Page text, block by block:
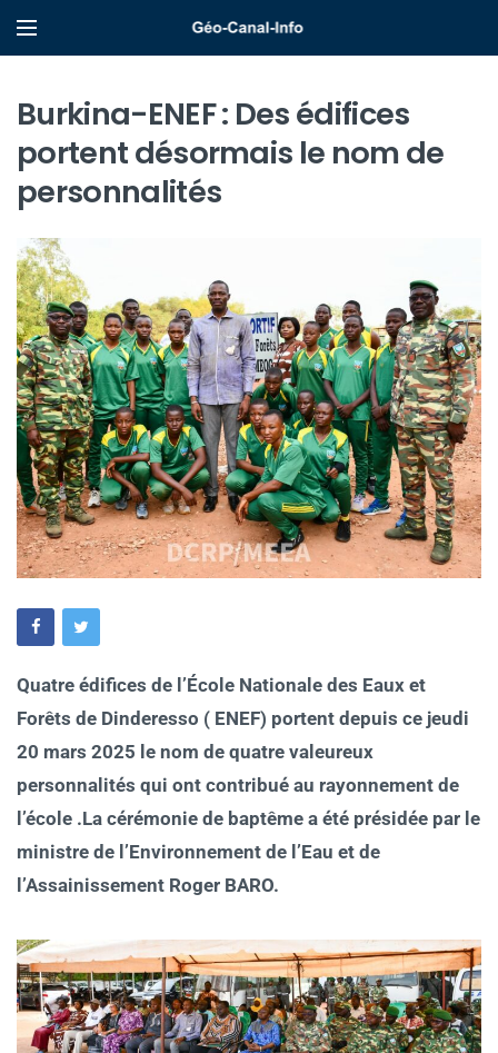
Burkina-ENEF : Des édifices
portent désormais le nom de
personnalités
Quatre édifices de l’École Nationale des Eaux et
Forêts de Dinderesso ( ENEF) portent depuis ce jeudi
20 mars 2025 le nom de quatre valeureux
personnalités qui ont contribué au rayonnement de
l’école .La cérémonie de baptême a été présidée par le
ministre de l’Environnement de l’Eau et de
l’Assainissement Roger BARO.